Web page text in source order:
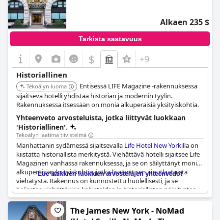
Alkaen 235 $
Tarkista saatavuus
$ +9
Historiallinen
Tekoälyn luoma
Entisessä LIFE Magazine -rakennuksessa
sijaitseva hotelli yhdistää historian ja modernin tyylin.
Rakennuksessa itsessään on monia alkuperäisiä yksityiskohtia.
Yhteenveto arvosteluista, jotka liittyvät luokkaan
'Historiallinen'.
Tekoälyn laatima tiivistelmä
Manhattanin sydämessä sijaitsevalla Life Hotel New Yorkilla on
kiistatta historiallista merkitystä. Viehättävä hotelli sijaitsee Life
Magazinen vanhassa rakennuksessa, ja se on säilyttänyt monia
alkuperäisiä yksityiskohtia, jotka lisäävät sen ainutlaatuista
viehätystä. Rakennus on kunnostettu huolellisesti, ja se
heijastaa viehättävien kalusteiden ja historiallisten päivitysten
yhdistelmää. Vieraat korostavat jatkuvasti hotellin
ainutlaatuista viehätystä, joka juontaa juurensa sen
menneisyydestä Life Magazinen entisenä toimituksena. Kaiken
Lue kaikkien luokkien arvostelujen yhteenvedot
The James New York - NoMad